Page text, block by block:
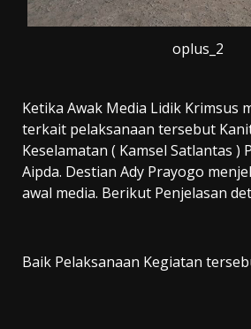
oplus_2
Ketika Awak Media Lidik Krimsus
terkait pelaksanaan tersebut
Keselamatan ( Kamsel Satlantas )
Aipda. Destian Ady Prayogo
awal media. Berikut Penjelasan
Baik Pelaksanaan Kegiatan